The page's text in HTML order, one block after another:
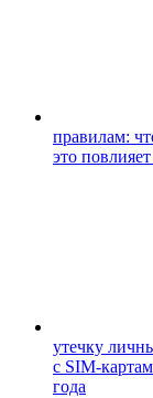
правилам:
это
утечку
с SIM-
года